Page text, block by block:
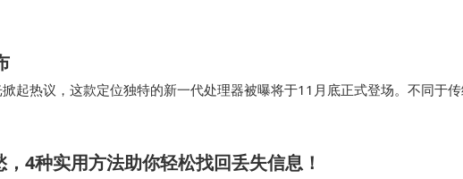
这一举动犹如在无线音频领域投下了一颗重磅炸弹，预示着蓝牙时代即将迎
起热议，这款定位独特的新一代处理器被曝将于11月底正式登场。不同于传
，在性能与成本间寻求突破，引发消费者对“高性能普惠化”的期待。据供应链
4种实用方法助你轻松找回丢失信息！